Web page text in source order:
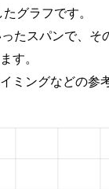
グラフです。
たスパンで、そ
す。
ミングなどの参